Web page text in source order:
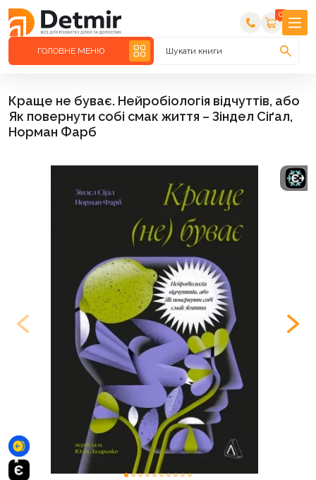
0
ГОЛОВНЕ МЕНЮ Шукати книги
Краще не буває. Нейробіологія відчуттів, або
Як повернути собі смак життя – Зіндел Сіґал,
Норман Фарб